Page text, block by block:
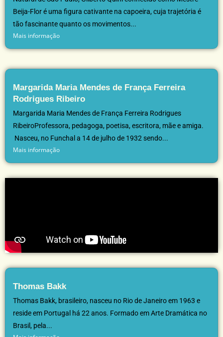
Beija-Flor é uma figura cativante na capoeira, cuja trajetória é
tão fascinante quanto os movimentos...
Mais informação
Margarida Maria Mendes de França Ferreira
Rodrigues Ribeiro
Margarida Maria Mendes de França Ferreira Rodrigues
RibeiroProfessora, pedagoga, poetisa, escritora, mãe e amiga.
Nasceu, no Funchal a 14 de julho de 1932 sendo...
Mais informação
Thomas Bakk
Thomas Bakk, brasileiro, nasceu no Rio de Janeiro em 1963 e
reside em Portugal há 22 anos. Formado em Arte Dramática no
Brasil, pela...